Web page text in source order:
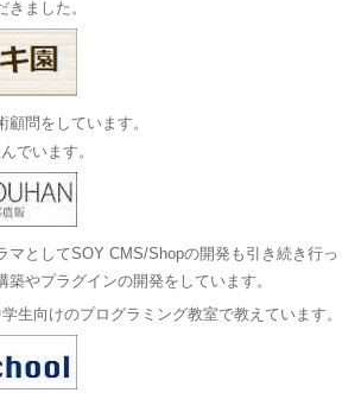
ました。
顧問をしています。
でいます。
マとしてSOY CMS/Shopの開発も引き続き行っ
やプラグインの開発をしています。
生向けのプログラミング教室で教えています。